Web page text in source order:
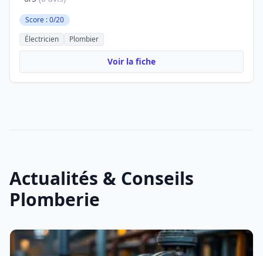
Score : 0/20
Électricien
Plombier
Voir la fiche
Actualités & Conseils
Plomberie